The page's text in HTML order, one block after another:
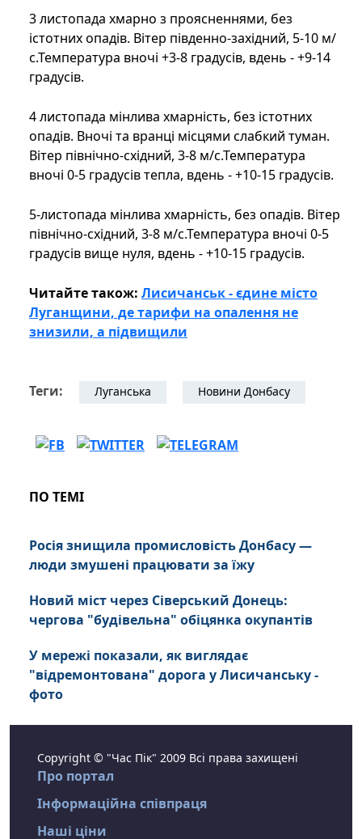
3 листопада хмарно з проясненнями, без
істотних опадів. Вітер південно-західний, 5-10 м/
с.Температура вночі +3-8 градусів, вдень - +9-14
градусів.
4 листопада мінлива хмарність, без істотних
опадів. Вночі та вранці місцями слабкий туман.
Вітер північно-східний, 3-8 м/с.Температура
вночі 0-5 градусів тепла, вдень - +10-15 градусів.
5-листопада мінлива хмарність, без опадів. Вітер
північно-східний, 3-8 м/с.Температура вночі 0-5
градусів вище нуля, вдень - +10-15 градусів.
Читайте також: Лисичанськ - єдине місто
Луганщини, де тарифи на опалення не
знизили, а підвищили
Теги: Луганська Новини Донбасу
ПО ТЕМІ
Росія знищила промисловість Донбасу —
люди змушені працювати за їжу
Новий міст через Сіверський Донець:
чергова "будівельна" обіцянка окупантів
У мережі показали, як виглядає
"відремонтована" дорога у Лисичанську -
фото
Copyright © "Час Пік" 2009 Всі права захищені
Про портал
Інформаційна співпраця
Наші ціни